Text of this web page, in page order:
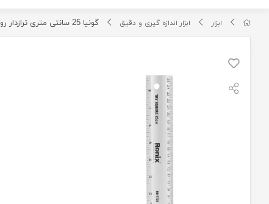
ابزار ابزار اندازه گیری و دقیق گونیا 25 سانتی متری ترازدار رونیکس مدل RH-9725